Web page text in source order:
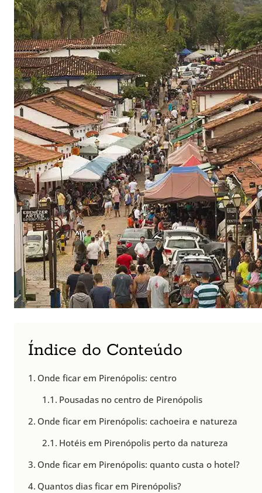
Índice do Conteúdo
Onde ficar em Pirenópolis: centro
Pousadas no centro de Pirenópolis
Onde ficar em Pirenópolis: cachoeira e natureza
Hotéis em Pirenópolis perto da natureza
Onde ficar em Pirenópolis: quanto custa o hotel?
Quantos dias ficar em Pirenópolis?